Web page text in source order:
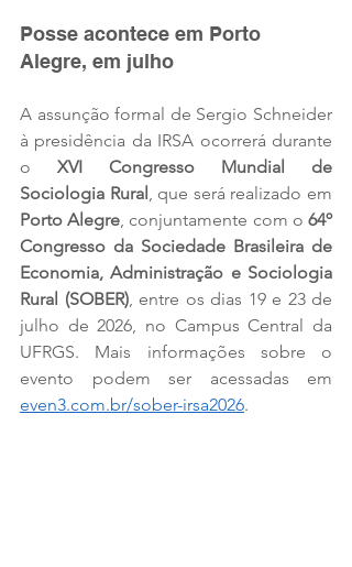
Posse acontece em Porto
Alegre, em julho
A assunção formal de Sergio Schneider
à presidência da IRSA ocorrerá durante
o XVI Congresso Mundial de
Sociologia Rural
Porto Alegre, conjuntamente com o 64º
Congresso da Sociedade Brasileira de
Economia, Administração e Sociologia
Rural (SOBER), entre os dias 19 e 23 de
julho de 2026, no Campus Central da
UFRGS. Mais informações sobre o
even3.com.br/sober-irsa2026.